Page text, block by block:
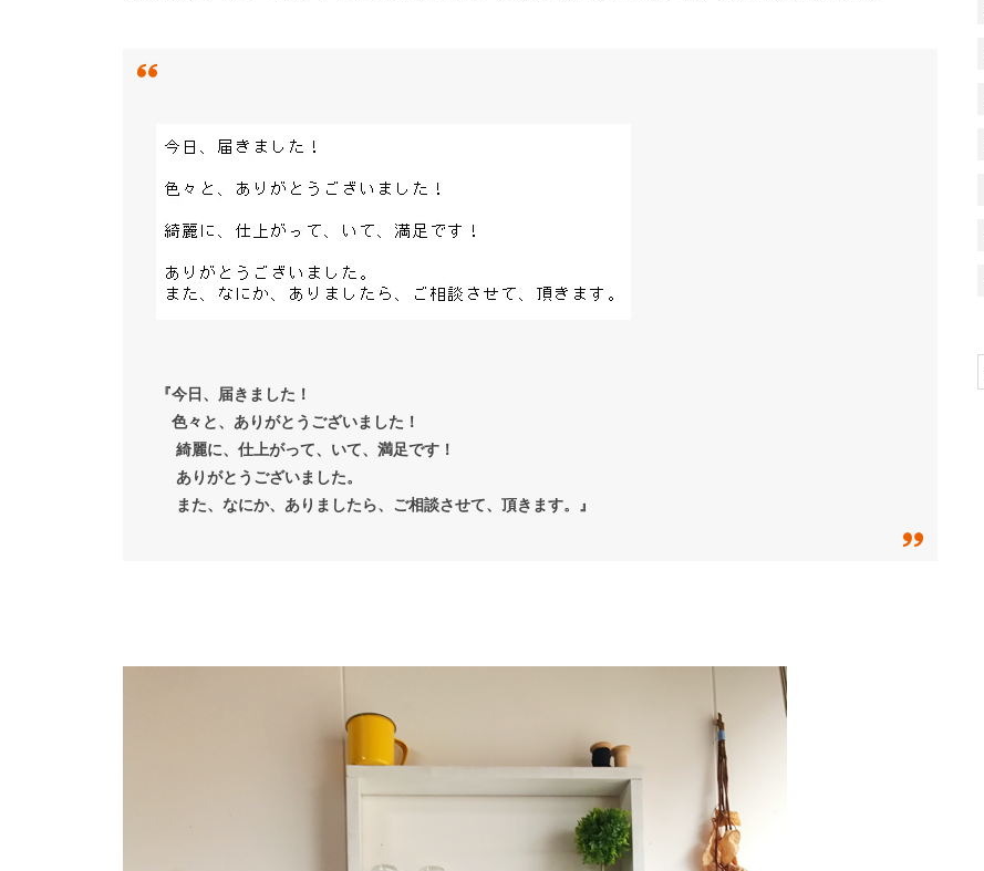
『今日、届きました！
色々と、ありがとうございました！
綺麗に、仕上がって、いて、満足です！
ありがとうございました。
また、なにか、ありましたら、ご相談させて、頂きます。』